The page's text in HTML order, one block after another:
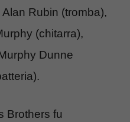
Rubin (tromba),
(chitarra),
Dunne
Brothers fu